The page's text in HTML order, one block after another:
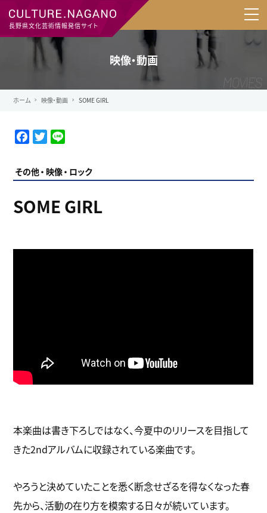
長野県文化芸術情報発信サイト
映像・動画
ホーム 映像・動画 SOME GIRL
その他 映像 ロック
F
c
e
o
T
i
t
n
e
SOME GIRL
本楽曲は書き下ろしではなく、今夏中のリリースを目指して
きた2ndアルバムに収録されている楽曲です。
やろうと決めていたことを悉く断念せざるを得なくなった春
先から、活動の在り方を模索する日々が続いています。